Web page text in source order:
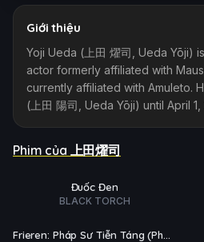
Giới thiệu
Yoji Ueda (上田 燿司, Ueda Yōji)
actor formerly affiliated with
currently affiliated with Amuleto.
(上田 陽司, Ueda Yōji) until April
Phim của 上田燿司
3/12
Đuốc Đen
BLACK TORCH
FHD
Frieren: Pháp Sư Tiễn Táng (Phần
ĐỀ